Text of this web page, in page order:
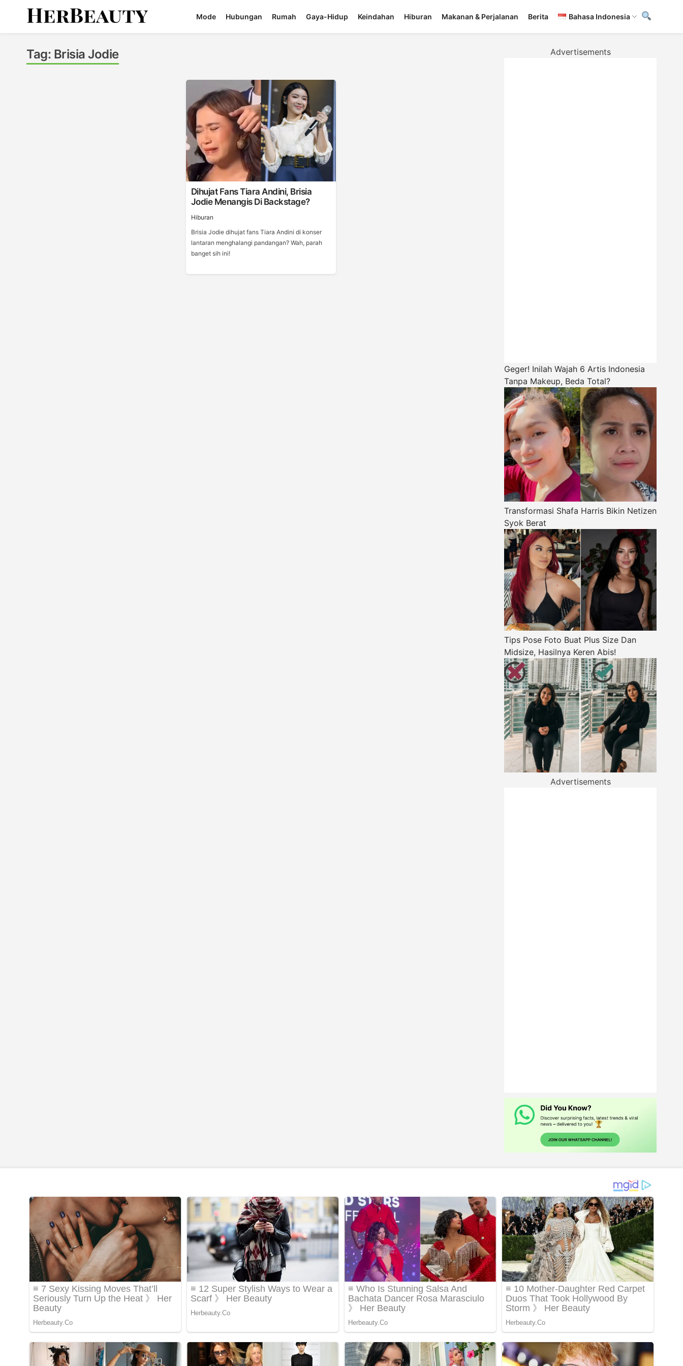
Mode Hubungan Rumah Gaya-Hidup Keindahan Hiburan Makanan & Perjalanan Berita Bahasa Indonesia
Tag: Brisia Jodie
Dihujat Fans Tiara Andini, Brisia
Jodie Menangis Di Backstage?
Hiburan
Brisia Jodie dihujat fans Tiara Andini di konser
lantaran menghalangi pandangan? Wah, parah
banget sih ini!
Advertisements
Geger! Inilah Wajah 6 Artis Indonesia
Tanpa Makeup, Beda Total?
Transformasi Shafa Harris Bikin Netizen
Syok Berat
Tips Pose Foto Buat Plus Size Dan
Midsize, Hasilnya Keren Abis!
Advertisements